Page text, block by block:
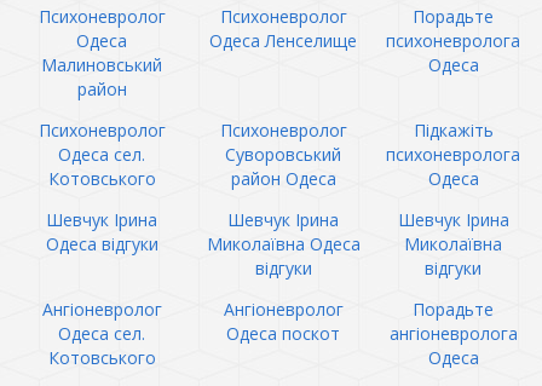
Психоневролог
Одеса
Малиновський
район
Психоневролог
Одеса Ленселище
Порадьте
психоневролога
Одеса
Психоневролог
Одеса сел.
Котовського
Психоневролог
Суворовський
район Одеса
Підкажіть
психоневролога
Одеса
Шевчук Ірина
Одеса відгуки
Шевчук Ірина
Миколаївна Одеса
відгуки
Шевчук Ірина
Миколаївна
відгуки
Ангіоневролог
Одеса сел.
Котовського
Ангіоневролог
Одеса поскот
Порадьте
ангіоневролога
Одеса